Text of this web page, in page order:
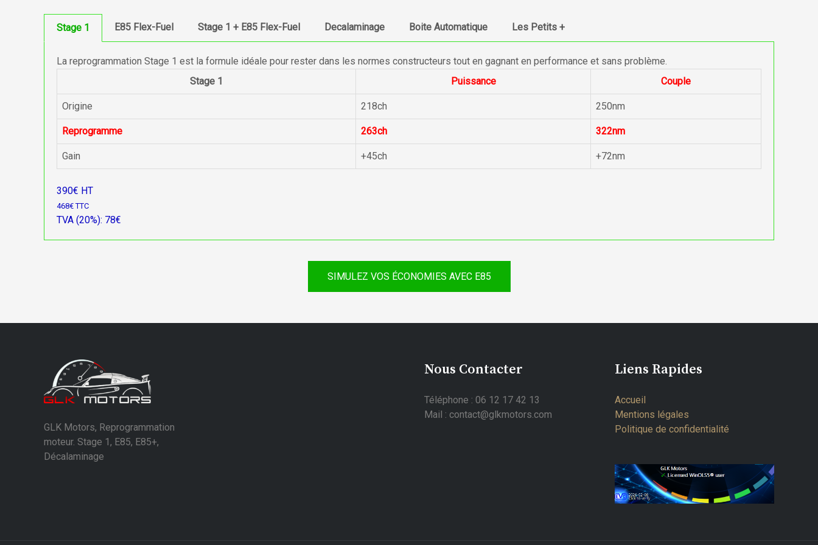
Stage 1 E85 Flex-Fuel Stage 1 + E85 Flex-Fuel Decalaminage Boite Automatique Les Petits +
La reprogrammation Stage 1 est la formule idéale pour rester dans les normes constructeurs tout en gagnant en performance et sans problème.
Stage 1
Puissance Couple
Origine 218ch 250nm
Reprogramme 263ch 322nm
Gain +45ch +72nm
390€ HT
468€ TTC
TVA (20%): 78€
SIMULEZ VOS ÉCONOMIES AVEC E85
GLK Motors, Reprogrammation
moteur. Stage 1, E85, E85+,
Décalaminage
Nous Contacter
Téléphone : 06 12 17 42 13
Mail : contact@glkmotors.com
Liens Rapides
Accueil
Mentions légales
Politique de confidentialité